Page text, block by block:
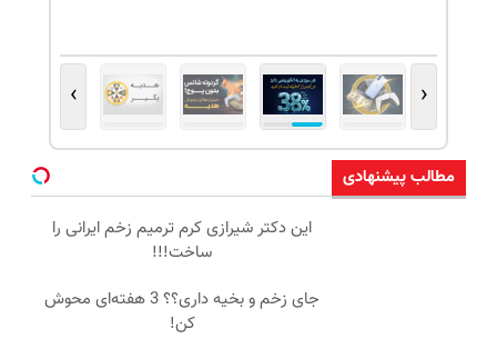
‹
›
مطالب پیشنهادی
این دکتر شیرازی کرم ترمیم زخم ایرانی را
ساخت!!!
جای زخم و بخیه داری؟؟ 3 هفته‌ای محوش
کن!